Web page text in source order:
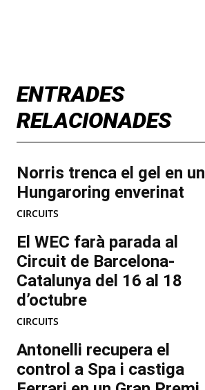
ENTRADES
RELACIONADES
Norris trenca el gel en un
Hungaroring enverinat
CIRCUITS
El WEC farà parada al
Circuit de Barcelona-
Catalunya del 16 al 18
d’octubre
CIRCUITS
Antonelli recupera el
control a Spa i castiga